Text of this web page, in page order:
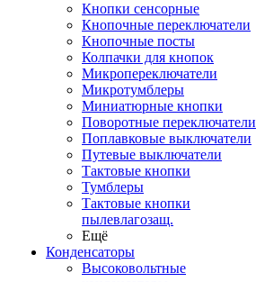
Кнопки сенсорные
Кнопочные переключатели
Кнопочные посты
Колпачки для кнопок
Микропереключатели
Микротумблеры
Миниатюрные кнопки
Поворотные переключатели
Поплавковые выключатели
Путевые выключатели
Тактовые кнопки
Тумблеры
Тактовые кнопки
пылевлагозащ.
Ещё
Конденсаторы
Высоковольтные